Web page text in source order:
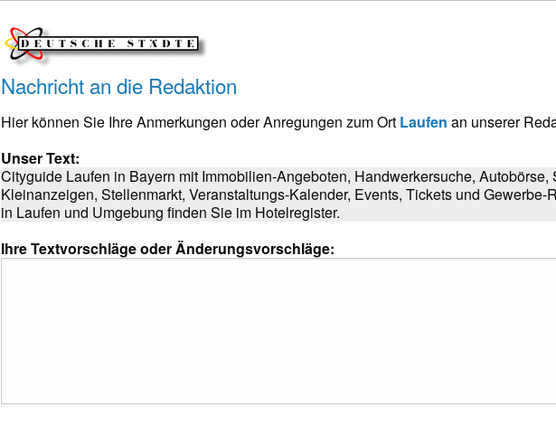
Nachricht an die Redaktion
Hier können Sie Ihre Anmerkungen oder Anregungen zum Ort Laufen an unserer
Unser Text:
Cityguide Laufen in Bayern mit Immobilien-Angeboten, Handwerkersuche, Autobörse,
Kleinanzeigen, Stellenmarkt, Veranstaltungs-Kalender, Events, Tickets und Gewerbe-
in Laufen und Umgebung finden Sie im Hotelregister.
Ihre Textvorschläge oder Änderungsvorschläge: